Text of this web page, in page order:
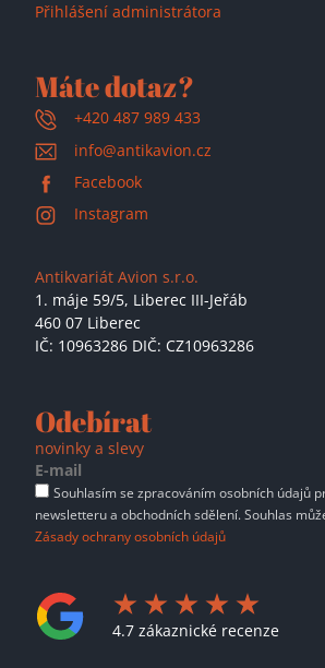
Přihlášení administrátora
Máte dotaz?
+420 487 989 433
info@antikavion.cz
Facebook
Instagram
Antikvariát Avion s.r.o.
1. máje 59/5, Liberec III-Jeřáb
460 07 Liberec
IČ: 10963286 DIČ: CZ10963286
Odebírat
novinky a slevy
Souhlasím se zpracováním osobních údajů
newsletteru a obchodních sdělení. Souhlas
Zásady ochrany osobních údajů
4.7 zákaznické recenze